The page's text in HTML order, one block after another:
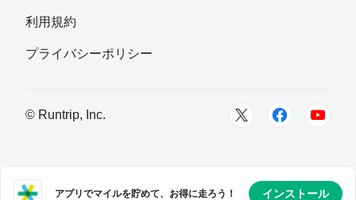
利用規約
プライバシーポリシー
© Runtrip, Inc.
アプリでマイルを貯めて、お得に走ろう！ インストール